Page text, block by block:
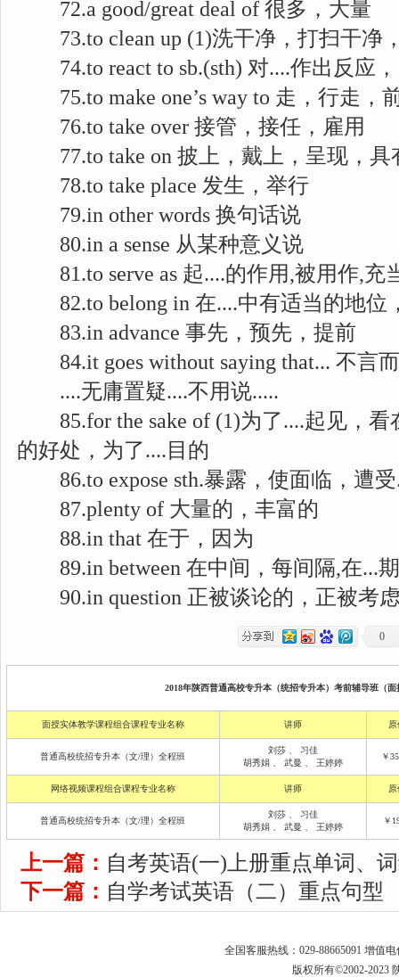
72.a good/great deal of 很多，大量
73.to clean up (1)洗干净，打扫干净
74.to react to sb.(sth) 对....作出反应
75.to make one’s way to 走，行走，
76.to take over 接管，接任，雇用
77.to take on 披上，戴上，呈现，具
78.to take place 发生，举行
79.in other words 换句话说
80.in a sense 从某种意义说
81.to serve as 起....的作用,被用作,充
82.to belong in 在....中有适当的地位
83.in advance 事先，预先，提前
84.it goes without saying that... 不言
....无庸置疑....不用说.....
85.for the sake of (1)为了....起见，看
的好处，为了....目的
86.to expose sth.暴露，使面临，遭
87.plenty of 大量的，丰富的
88.in that 在于，因为
89.in between 在中间，每间隔,在...
90.in question 正被谈论的，正被考
0
2018年陕西普通高校专升本（统招专升本）考前辅导班（
面授实体教学课程组合课程专业名称 讲师
普通高校统招专升本（文/理）全程班
刘莎
习佳
胡秀娟
武曼 王婷婷
￥
网络视频课程组合课程专业名称 讲师
普通高校统招专升本（文/理）全程班
刘莎
习佳
胡秀娟
武曼 王婷婷
￥
上一篇： 自考英语(一)上册重点单词、
下一篇： 自学考试英语（二）重点句型
全国客服热线：029-88665091 增值
版权所有©2002-2023